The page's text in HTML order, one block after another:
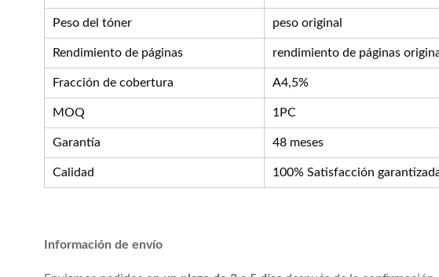
Peso del tóner peso original
Rendimiento de páginas rendimiento de páginas
Fracción de cobertura A4,5%
MOQ 1PC
Garantía 48 meses
Calidad 100% Satisfacción
Información de envío